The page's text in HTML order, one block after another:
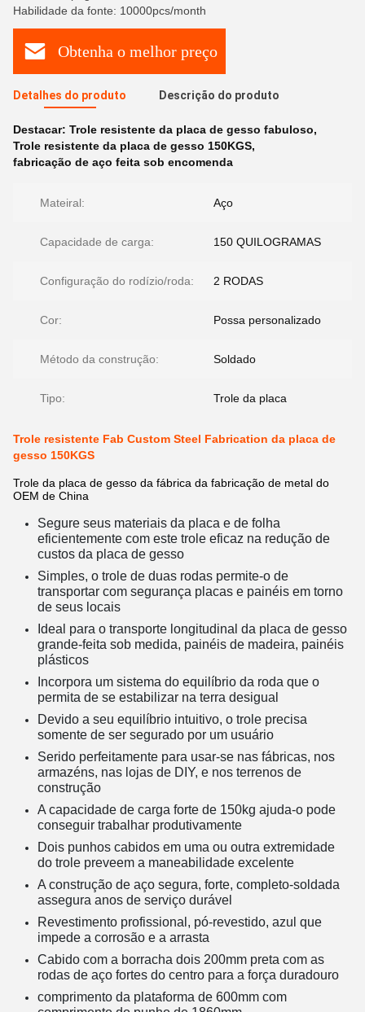
Habilidade da fonte: 10000pcs/month
Obtenha o melhor preço
Detalhes do produto Descrição do produto
Destacar: Trole resistente da placa de gesso fabuloso,
Trole resistente da placa de gesso 150KGS,
fabricação de aço feita sob encomenda
Mateiral: Aço
Capacidade de carga: 150 QUILOGRAMAS
Configuração do rodízio/roda: 2 RODAS
Cor: Possa personalizado
Método da construção: Soldado
Tipo: Trole da placa
Trole resistente Fab Custom Steel Fabrication da placa de
gesso 150KGS
Trole da placa de gesso da fábrica da fabricação de metal do
OEM de China
Segure seus materiais da placa e de folha
eficientemente com este trole eficaz na redução de
custos da placa de gesso
Simples, o trole de duas rodas permite-o de
transportar com segurança placas e painéis em torno
de seus locais
Ideal para o transporte longitudinal da placa de gesso
grande-feita sob medida, painéis de madeira, painéis
plásticos
Incorpora um sistema do equilíbrio da roda que o
permita de se estabilizar na terra desigual
Devido a seu equilíbrio intuitivo, o trole precisa
somente de ser segurado por um usuário
Serido perfeitamente para usar-se nas fábricas, nos
armazéns, nas lojas de DIY, e nos terrenos de
construção
A capacidade de carga forte de 150kg ajuda-o pode
conseguir trabalhar produtivamente
Dois punhos cabidos em uma ou outra extremidade
do trole preveem a maneabilidade excelente
A construção de aço segura, forte, completo-soldada
assegura anos de serviço durável
Revestimento profissional, pó-revestido, azul que
impede a corrosão e a arrasta
Cabido com a borracha dois 200mm preta com as
rodas de aço fortes do centro para a força duradouro
comprimento da plataforma de 600mm com